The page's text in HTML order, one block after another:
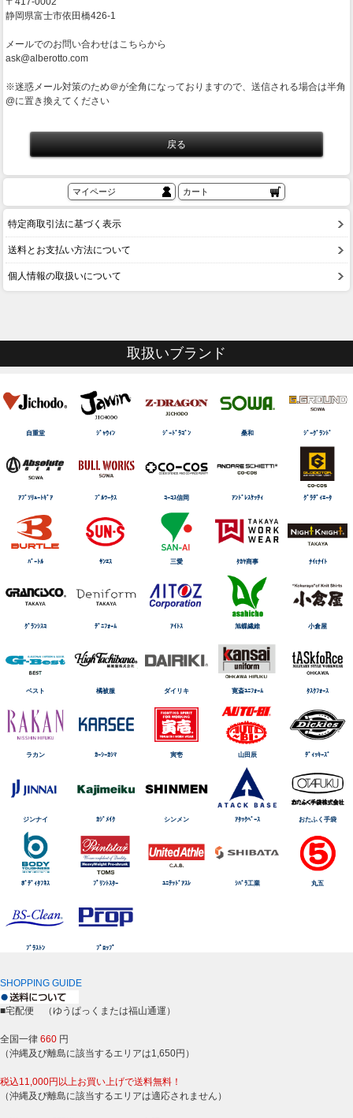
静岡県富士市依田橋426-1
メールでのお問い合わせはこちらから
ask@alberotto.com
※迷惑メール対策のため＠が全角になっておりますので、送信される場合は半角
@に置き換えてください
マイページ カート
特定商取引法に基づく表示
送料とお支払い方法について
個人情報の取扱いについて
取扱いブランド
自重堂 ｼﾞｬｳｨﾝ ｼﾞｰﾄﾞﾗｺﾞﾝ 桑和 ｼﾞｰｸﾞﾗﾝﾄﾞ
ｱﾌﾞｿﾘｭｰﾄｷﾞｱ ﾌﾞﾙﾜｰｸｽ ｺｰｺｽ信岡 ｱﾝﾄﾞﾚｽｹｯﾃｨ ｸﾞﾗﾃﾞｨｴｰﾀ
ﾊﾞｰﾄﾙ ｻﾝｴｽ 三愛 ﾀｶﾔ商事 ﾅｲtﾅｲﾄ
ｸﾞﾗﾝｼｽｺ ﾃﾞﾆﾌｫｰﾑ ｱｲﾄｽ 旭蝶繊維 小倉屋
ベスト 橘被服 ダイリキ 寛斎ﾕﾆﾌｫｰﾑ ﾀｽｸﾌｫｰｽ
ラカン ｶｰｼｰｶｼﾏ 寅壱 山田辰 ﾃﾞｨｯｷｰｽﾞ
ジンナイ ｶｼﾞﾒｲｸ シンメン ｱﾀｯｸﾍﾞｰｽ おたふく手袋
ﾎﾞﾃﾞｨﾀﾌﾈｽ ﾌﾟﾘﾝﾄｽﾀｰ ﾕﾆﾃｯﾄﾞｱｽﾚ ｼﾊﾞﾗ工業 丸五
ﾌﾞﾗｽﾄﾝ ﾌﾟﾛｯﾌﾟ
SHOPPING GUIDE
■宅配便 （ゆうぱっくまたは福山通運）
全国一律 660 円
（沖縄及び離島に該当するエリアは1,650円）
税込11,000円以上お買い上げで送料無料！
（沖縄及び離島に該当するエリアは適応されません）